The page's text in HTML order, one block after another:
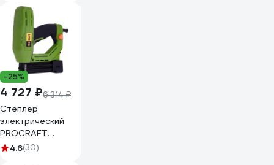
-25%
4 727 ₽6 314 ₽
Степлер
электрический
PROCRAFT
PEH600
4.6(30)